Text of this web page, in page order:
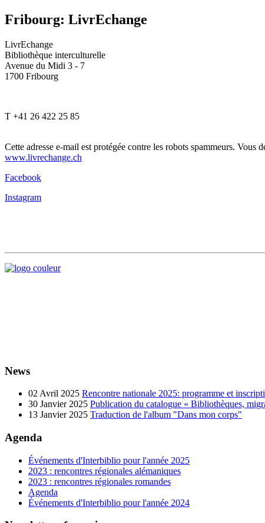
Fribourg: LivrEchange
LivrEchange
Bibliothèque interculturelle
Avenue du Midi 3 - 7
1700 Fribourg
T +41 26 422 25 85
Cette adresse e-mail est protégée contre les robots spammeurs. Vous
www.livrechange.ch
Facebook
Instagram
News
02 Avril 2025 Rencontre nationale 2025: programme et
30 Janvier 2025 Publication du catalogue « Bibliothèques,
13 Janvier 2025 Traduction de l'album "Dans mon corps"
Agenda
Événements d'Interbiblio pour l'année 2025
2023 : rencontres régionales alémaniques
2023 : rencontres régionales romandes
Agenda
Événements d'Interbiblio pour l'année 2024